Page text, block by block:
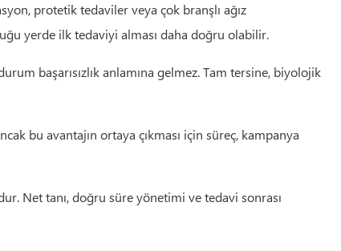
protetik tedaviler veya çok branşlı ağız
yerde ilk tedaviyi alması daha doğru olabilir.
başarısızlık anlamına gelmez. Tam tersine, biyolojik
bu avantajın ortaya çıkması için süreç, kampanya
Net tanı, doğru süre yönetimi ve tedavi sonrası